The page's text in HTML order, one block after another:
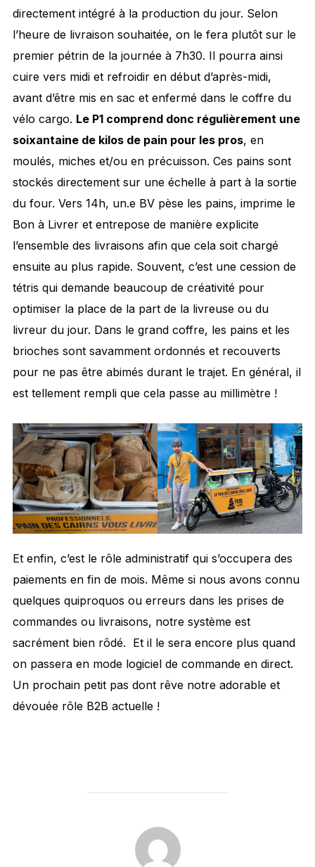
directement intégré à la production du jour. Selon
l’heure de livraison souhaitée, on le fera plutôt sur le
premier pétrin de la journée à 7h30. Il pourra ainsi
cuire vers midi et refroidir en début d’après-midi,
avant d’être mis en sac et enfermé dans le coffre du
vélo cargo. Le P1 comprend donc régulièrement une
soixantaine de kilos de pain pour les pros, en
moulés, miches et/ou en précuisson. Ces pains sont
stockés directement sur une échelle à part à la sortie
du four. Vers 14h, un.e BV pèse les pains, imprime le
Bon à Livrer et entrepose de manière explicite
l’ensemble des livraisons afin que cela soit chargé
ensuite au plus rapide. Souvent, c’est une cession de
tétris qui demande beaucoup de créativité pour
optimiser la place de la part de la livreuse ou du
livreur du jour. Dans le grand coffre, les pains et les
brioches sont savamment ordonnés et recouverts
pour ne pas être abimés durant le trajet. En général, il
est tellement rempli que cela passe au millimètre !
Et enfin, c’est le rôle administratif qui s’occupera des
paiements en fin de mois. Même si nous avons connu
quelques quiproquos ou erreurs dans les prises de
commandes ou livraisons, notre système est
sacrément bien rôdé. Et il le sera encore plus quand
on passera en mode logiciel de commande en direct.
Un prochain petit pas dont rêve notre adorable et
dévouée rôle B2B actuelle !